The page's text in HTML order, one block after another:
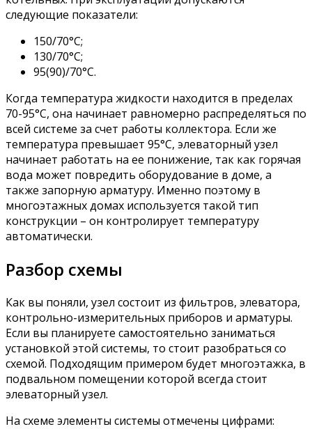
следующие показатели:
150/70°C;
130/70°С;
95(90)/70°C.
Когда температура жидкости находится в пределах
70-95°C, она начинает равномерно распределяться по
всей системе за счет работы коллектора. Если же
температура превышает 95°C, элеваторный узел
начинает работать на ее понижение, так как горячая
вода может повредить оборудование в доме, а
также запорную арматуру. Именно поэтому в
многоэтажных домах используется такой тип
конструкции – он контролирует температуру
автоматически.
Разбор схемы
Как вы поняли, узел состоит из фильтров, элеватора,
контрольно-измерительных приборов и арматуры.
Если вы планируете самостоятельно заниматься
установкой этой системы, то стоит разобраться со
схемой. Подходящим примером будет многоэтажка, в
подвальном помещении которой всегда стоит
элеваторный узел.
На схеме элементы системы отмечены цифрами: